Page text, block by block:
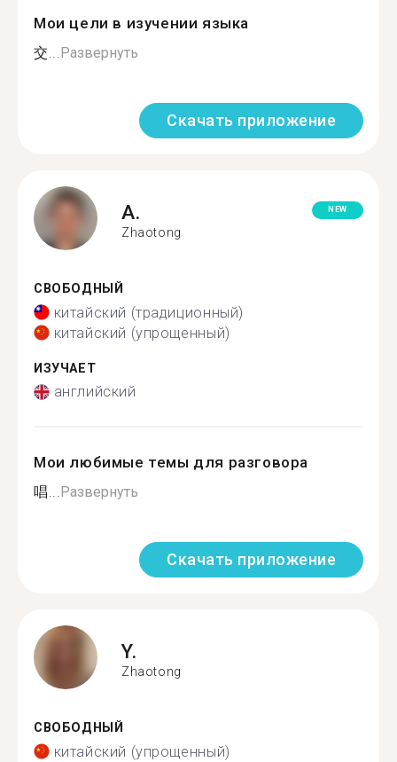
Мои цели в изучении языка
交...Развернуть
Скачать приложение
A.
Zhaotong
NEW
СВОБОДНЫЙ
китайский (традиционный)
китайский (упрощенный)
ИЗУЧАЕТ
английский
Мои любимые темы для разговора
唱...Развернуть
Скачать приложение
Y.
Zhaotong
СВОБОДНЫЙ
китайский (упрощенный)